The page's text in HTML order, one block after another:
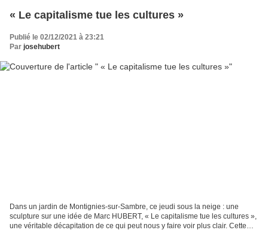
« Le capitalisme tue les cultures »
Publié le 02/12/2021 à 23:21
Par josehubert
Dans un jardin de Montignies-sur-Sambre, ce jeudi sous la neige : une
sculpture sur une idée de Marc HUBERT, « Le capitalisme tue les cultures »,
une véritable décapitation de ce qui peut nous y faire voir plus clair. Cette